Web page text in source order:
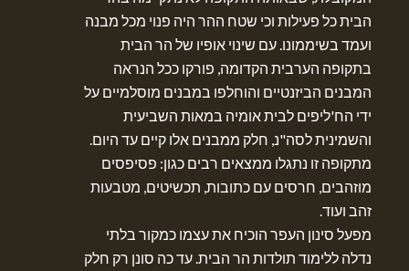
הבית כל פעילות וכי שטח ההר היה פנוי מכל מבנה
ועמד בשיממונו. עם שינוי אופיו של הר הבית
בתקופה הערבית הקדומה, פורקו ככל הנראה
המבנים הביזנטיים והוחלפו במבנים מוסלמיים על
ידי הח'ליפים לבית אומיה במאות השביעית
והשמינית לסה"נ, חלק ממבנים אלו קיים עד היום.
מתקופה זו נתגלו ממצאים רבים כגון: פסיפסים
מוזהבים, חרסים עם כתובות, תכשיטים, מטבעות
זהב ועוד.
מפעל סינון העפר הוכיח את עצמו כמקור בלתי
נדלה ללימוד תולדות הר הבית. עד כה סונן רק חלק